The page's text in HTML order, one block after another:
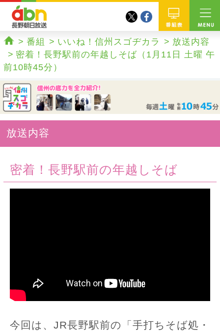
番組
twitterfacebook
ホーム
番組 いいね！信州スゴヂカラ
放送内容
密着！長野駅前の年越しそば（1月11日 土曜 午
前10時45分）
放送内容
密着！長野駅前の年越しそば
今回は、JR長野駅前の「手打ちそば処・